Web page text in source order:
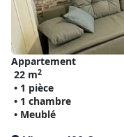
Appartement
22 m2
• 1 pièce
• 1 chambre
• Meublé